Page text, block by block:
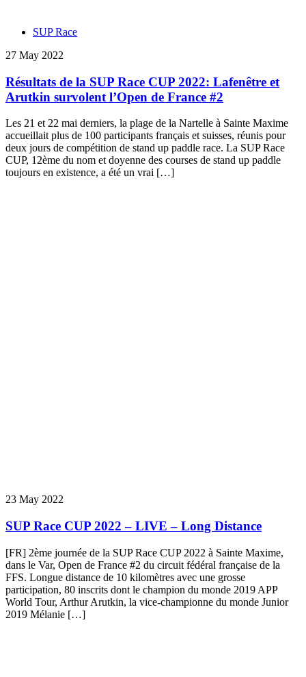
SUP Race
27 May 2022
Résultats de la SUP Race CUP 2022: Lafenêtre et
Arutkin survolent l’Open de France #2
Les 21 et 22 mai derniers, la plage de la Nartelle à Sainte Maxime
accueillait plus de 100 participants français et suisses, réunis pour
deux jours de compétition de stand up paddle race. La SUP Race
CUP, 12ème du nom et doyenne des courses de stand up paddle
toujours en existence, a été un vrai […]
23 May 2022
SUP Race CUP 2022 – LIVE – Long Distance
[FR] 2ème journée de la SUP Race CUP 2022 à Sainte Maxime,
dans le Var, Open de France #2 du circuit fédéral française de la
FFS. Longue distance de 10 kilomètres avec une grosse
participation, 80 inscrits dont le champion du monde 2019 APP
World Tour, Arthur Arutkin, la vice-championne du monde Junior
2019 Mélanie […]